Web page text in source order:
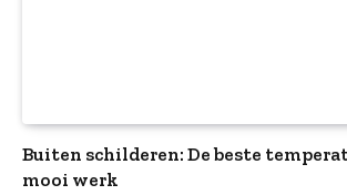
Buiten schilderen: De beste
mooi werk